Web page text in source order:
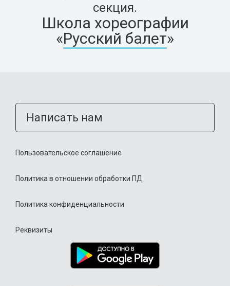
секция.
Школа хореографии
«Русский балет»
Написать нам
Пользовательское соглашение
Политика в отношении обработки ПД
Политика конфиденциальности
Реквизиты